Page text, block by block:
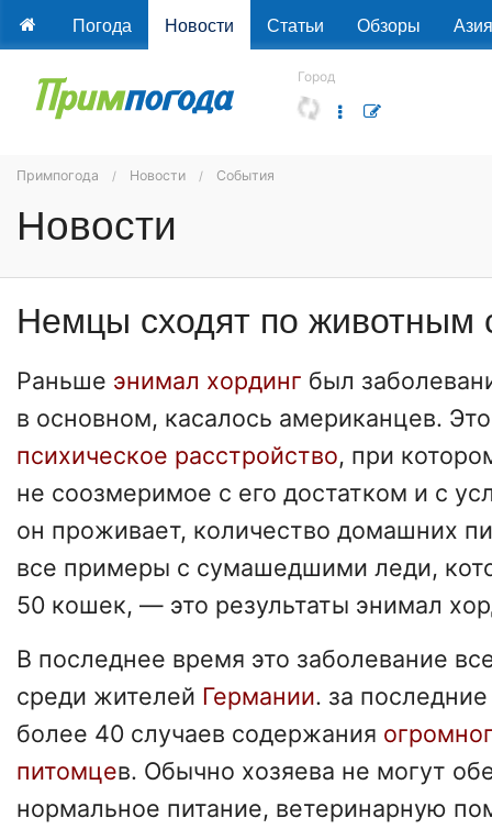
Погода Новости Статьи Обзоры Азия
Город
Примпогода Новости События
Новости
Немцы сходят по животным
Раньше энимал хординг был
в основном, касалось американцев.
психическое расстройство, при
не соозмеримое с его достатком и с
он проживает, количество домашних
все примеры с сумашедшими леди,
50 кошек, — это результаты энимал
В последнее время это заболевание
среди жителей Германии. за
более 40 случаев содержания
питомцев. Обычно хозяева не могут
нормальное питание, ветеринарную